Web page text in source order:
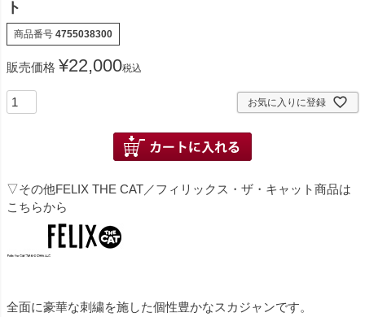
ト
商品番号 4755038300
販売価格 ¥22,000税込
お気に入りに登録
▽その他FELIX THE CAT／フィリックス・ザ・キャット商品は
こちらから
全面に豪華な刺繍を施した個性豊かなスカジャンです。